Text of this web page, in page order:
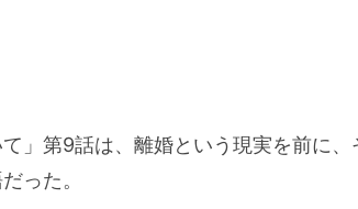
て」第9話は、離婚という現実を前に
った。